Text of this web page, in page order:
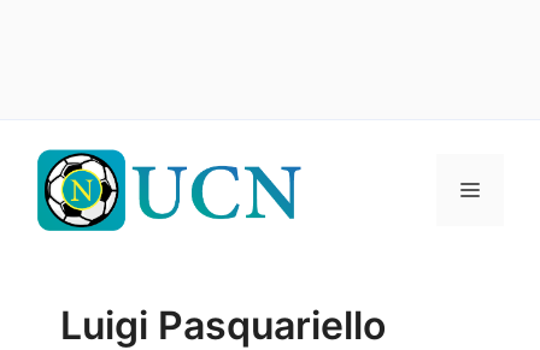
contenuto
Menu
Luigi Pasquariello